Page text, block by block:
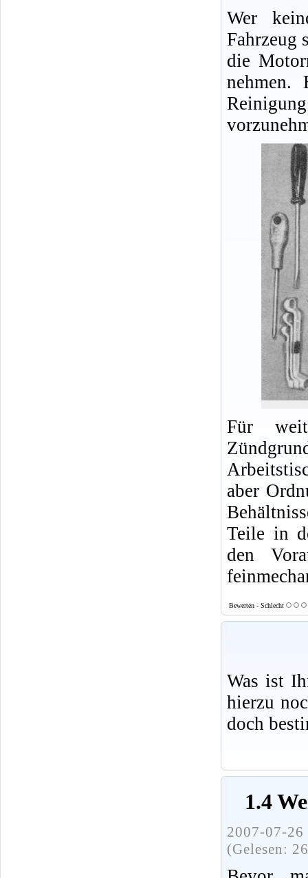
Wer
Fahrzeug
die
nehmen.
Für
aber
Teile in
den
Bewerten - Schlecht
Was ist
hierzu
doch
1.4
2007-07-
(Gelesen: